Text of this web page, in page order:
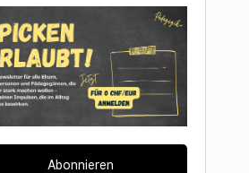
Abonnieren